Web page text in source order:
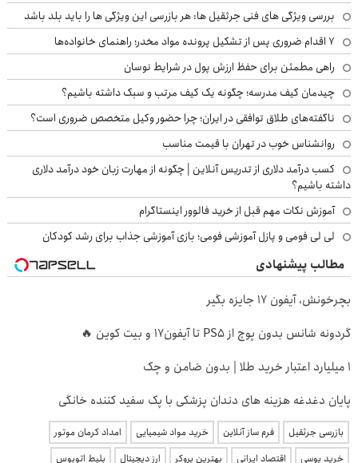
بررسی ویژگی های فنی جرثقیل ها: هر بازرسی این ویژگی ها را باید بلد باشد
۷ اقدام ضروری پس از تشکیل پرونده مواد مخدر؛ راهنمای خانواده‌ها
راهی مطمئن برای حفظ ارزش پول در شرایط نوسان
چیدمان کیف مدرسه؛ چگونه یک کیف مرتب و سبک داشته باشیم؟
ناگفته‌های طلاق توافقی در ایران؛ چرا حضور وکیل متخصص ضروری است؟
روانشناس خوب در تهران با قیمت مناسب
کسب درآمد دلاری از تدریس آنلاین | چگونه از مهارت زبان خود درآمد دلاری
داشته باشیم؟
آموزش نکات مهم قبل از خرید فالوور اینستاگرام
لی لی فومی و پازل آموزشی فومی؛ بازی آموزشی جذاب برای رشد کودکان
مطالب پیشنهادی
بچرخونش، آیفون 17 جایزه بگیر
گردونه شانس بدون پوچ از PS5 تا آیفون17 و بیت کوین 🔥
۱ میلیارد اعتبار خرید طلا | بدون ضامن و چک
پایان دغدغه هزینه های دندان پزشکی با پک سفید کننده خانگی
بازرسی جرثقیل فرم ساز آنلاین خرید مواد شیمیایی
امداد کرمان موتور
خرید یوسی
اقتصاد ایرانی بهترین بروکر ارز دیجیتال بلیط اتوبوس